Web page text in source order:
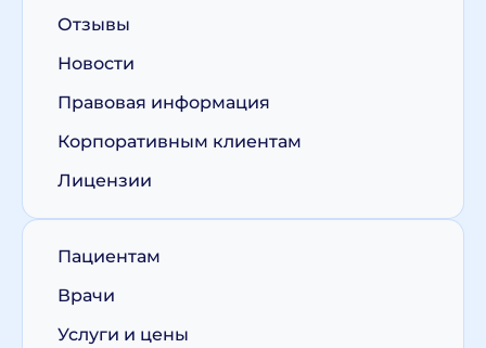
Отзывы
Новости
Правовая информация
Корпоративным клиентам
Лицензии
Пациентам
Врачи
Услуги и цены